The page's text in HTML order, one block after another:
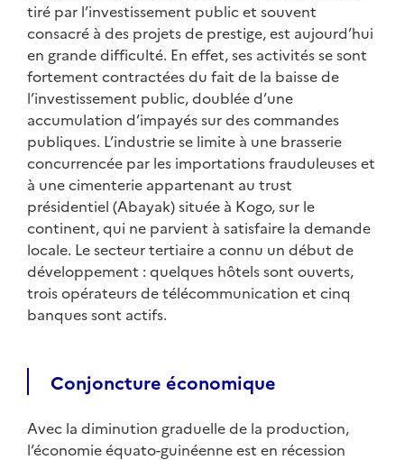
tiré par l’investissement public et souvent
consacré à des projets de prestige, est aujourd’hui
en grande difficulté. En effet, ses activités se sont
fortement contractées du fait de la baisse de
l’investissement public, doublée d’une
accumulation d’impayés sur des commandes
publiques. L’industrie se limite à une brasserie
concurrencée par les importations frauduleuses et
à une cimenterie appartenant au trust
présidentiel (Abayak) située à Kogo, sur le
continent, qui ne parvient à satisfaire la demande
locale. Le secteur tertiaire a connu un début de
développement : quelques hôtels sont ouverts,
trois opérateurs de télécommunication et cinq
banques sont actifs.
Conjoncture économique
Avec la diminution graduelle de la production,
l’économie équato-guinéenne est en récession